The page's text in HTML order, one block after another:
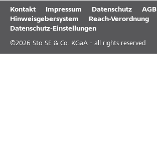
Kontakt Impressum Datenschutz
AGB
Hinweisgebersystem
Reach-Verordnung
Datenschutz-Einstellungen
©2026 Sto SE & Co. KGaA - all rights reserved